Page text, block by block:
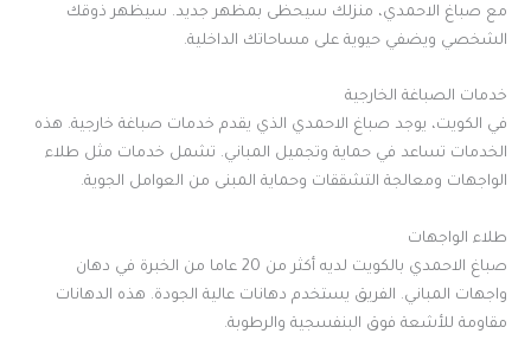
مع صباغ الاحمدي، منزلك سيحظى بمظهر جديد. سيظهر ذوقك
الشخصي ويضفي حيوية على مساحاتك الداخلية.
خدمات الصباغة الخارجية
في الكويت، يوجد صباغ الاحمدي الذي يقدم خدمات صباغة خارجية. هذه
الخدمات تساعد في حماية وتجميل المباني. تشمل خدمات مثل طلاء
الواجهات ومعالجة التشققات وحماية المبنى من العوامل الجوية.
طلاء الواجهات
صباغ الاحمدي بالكويت لديه أكثر من 20 عاما من الخبرة في دهان
واجهات المباني. الفريق يستخدم دهانات عالية الجودة. هذه الدهانات
مقاومة للأشعة فوق البنفسجية والرطوبة.